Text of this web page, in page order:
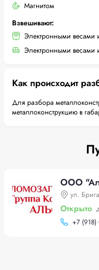
Магнитом
Взвешивают:
Электронными
Электронными весами
Как происходит
Для разбора
металлоконструкцию в
ООО
ул.
Открыто
+7 (918)